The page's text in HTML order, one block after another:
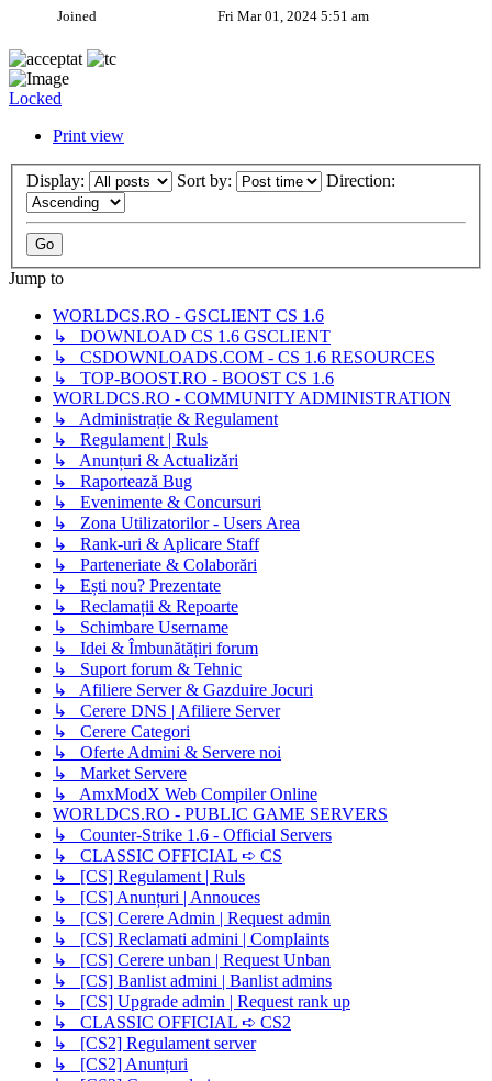
Joined
Fri Mar 01, 2024 5:51 am
Locked
Print view
Display: Sort by: Direction:
Jump to
WORLDCS.RO - GSCLIENT CS 1.6
↳ DOWNLOAD CS 1.6 GSCLIENT
↳ CSDOWNLOADS.COM - CS 1.6 RESOURCES
↳ TOP-BOOST.RO - BOOST CS 1.6
WORLDCS.RO - COMMUNITY ADMINISTRATION
↳ Administrație & Regulament
↳ Regulament | Ruls
↳ Anunțuri & Actualizări
↳ Raportează Bug
↳ Evenimente & Concursuri
↳ Zona Utilizatorilor - Users Area
↳ Rank-uri & Aplicare Staff
↳ Parteneriate & Colaborări
↳ Ești nou? Prezentate
↳ Reclamații & Repoarte
↳ Schimbare Username
↳ Idei & Îmbunătățiri forum
↳ Suport forum & Tehnic
↳ Afiliere Server & Gazduire Jocuri
↳ Cerere DNS | Afiliere Server
↳ Cerere Categori
↳ Oferte Admini & Servere noi
↳ Market Servere
↳ AmxModX Web Compiler Online
WORLDCS.RO - PUBLIC GAME SERVERS
↳ Counter-Strike 1.6 - Official Servers
↳ CLASSIC OFFICIAL ➪ CS
↳ [CS] Regulament | Ruls
↳ [CS] Anunțuri | Annouces
↳ [CS] Cerere Admin | Request admin
↳ [CS] Reclamati admini | Complaints
↳ [CS] Cerere unban | Request Unban
↳ [CS] Banlist admini | Banlist admins
↳ [CS] Upgrade admin | Request rank up
↳ CLASSIC OFFICIAL ➪ CS2
↳ [CS2] Regulament server
↳ [CS2] Anunțuri